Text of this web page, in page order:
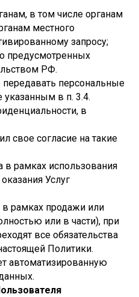
в том числе органам
местного
запросу;
предусмотренных
РФ.
персональные
в п. 3.4.
в
свое согласие на такие
в рамках использования
Услуг
в рамках продажи или
или в части), при
все обязательства
Политики.
автоматизированную